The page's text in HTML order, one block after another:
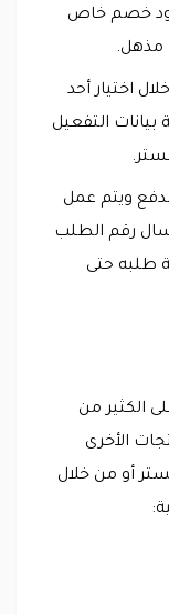
كود خصم خاص
مذهل.
اختيار أحد
بيانات التفعيل
ويتم عمل
رقم الطلب
طلبه حتى
الكثير من
الأخرى
أو من خلال